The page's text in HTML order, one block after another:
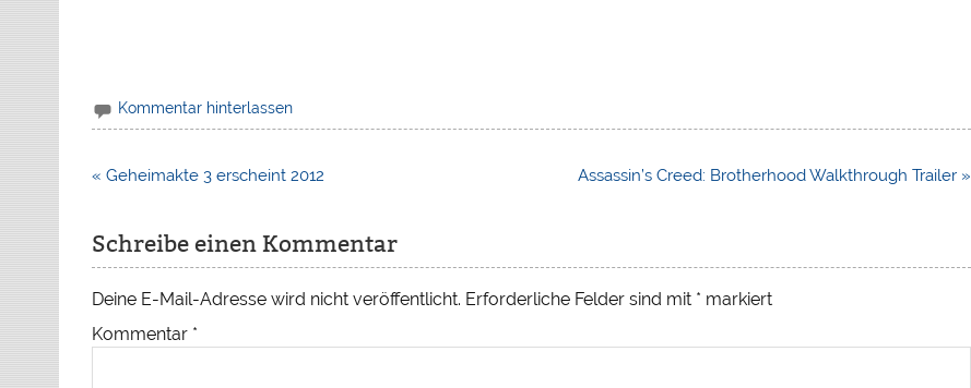
Kommentar hinterlassen
Beitragsnavigation
« Geheimakte 3 erscheint 2012 Assassin’s Creed: Brotherhood Walkthrough Trailer »
Schreibe einen Kommentar
Deine E-Mail-Adresse wird nicht veröffentlicht. Erforderliche Felder sind mit * markiert
Kommentar *